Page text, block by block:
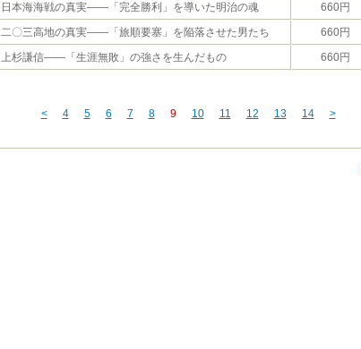
日本海海戦の真実――「完全勝利」を導いた明治の魂
660円
二〇三高地の真実――「旅順要塞」を陥落させた男たち
660円
上杉謙信――「生涯無敗」の強さを生んだもの 660円
< 4 5 6 7 8 9 10 11 12 13 14 >